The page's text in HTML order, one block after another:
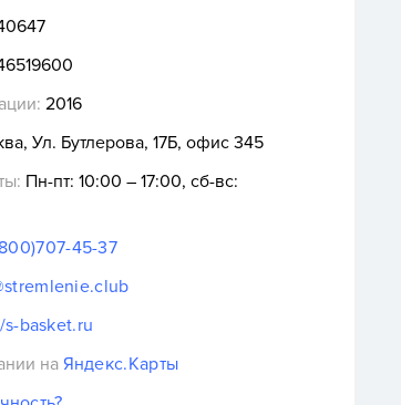
2016
Ул. Бутлерова, 17Б, офис 345
Пн-пт: 10:00 – 17:00, сб-вс:
45-37
basket.ru
на Яндекс.Карты